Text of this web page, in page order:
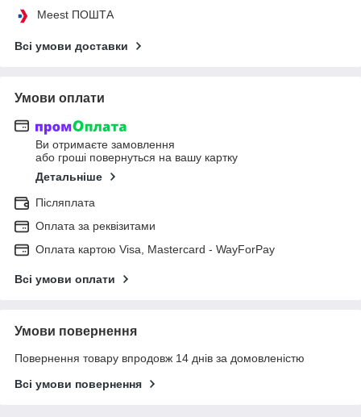
Meest ПОШТА
Всі умови доставки
Умови оплати
Ви отримаєте замовлення
або гроші повернуться на вашу картку
Детальніше
Післяплата
Оплата за реквізитами
Оплата картою Visa, Mastercard - WayForPay
Всі умови оплати
Умови повернення
Повернення товару впродовж 14 днів за домовленістю
Всі умови повернення